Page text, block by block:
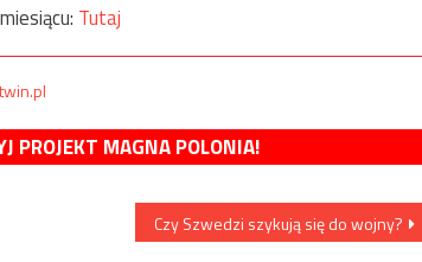
Tutaj
PROJEKT MAGNA POLONIA!
Czy Szwedzi szykują się do wojny?